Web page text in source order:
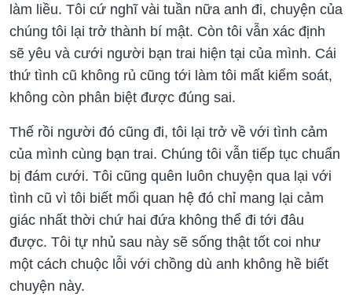
làm liều. Tôi cứ nghĩ vài tuần nữa anh đi, chuyện của
chúng tôi lại trở thành bí mật. Còn tôi vẫn xác định
sẽ yêu và cưới người bạn trai hiện tại của mình. Cái
thứ tình cũ không rủ cũng tới làm tôi mất kiểm soát,
không còn phân biệt được đúng sai.
Thế rồi người đó cũng đi, tôi lại trở về với tình cảm
của mình cùng bạn trai. Chúng tôi vẫn tiếp tục chuẩn
bị đám cưới. Tôi cũng quên luôn chuyện qua lại với
tình cũ vì tôi biết mối quan hệ đó chỉ mang lại cảm
giác nhất thời chứ hai đứa không thể đi tới đâu
được. Tôi tự nhủ sau này sẽ sống thật tốt coi như
một cách chuộc lỗi với chồng dù anh không hề biết
chuyện này.